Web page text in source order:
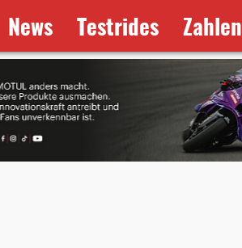
News Testrides Zahlen